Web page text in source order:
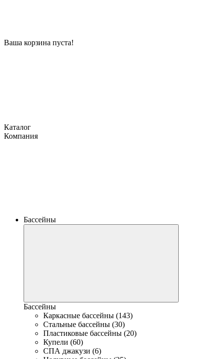
Ваша корзина пуста!
Каталог
Компания
Бассейны
Бассейны
Каркасные бассейны (143)
Стальные бассейны (30)
Пластиковые бассейны (20)
Купели (60)
СПА джакузи (6)